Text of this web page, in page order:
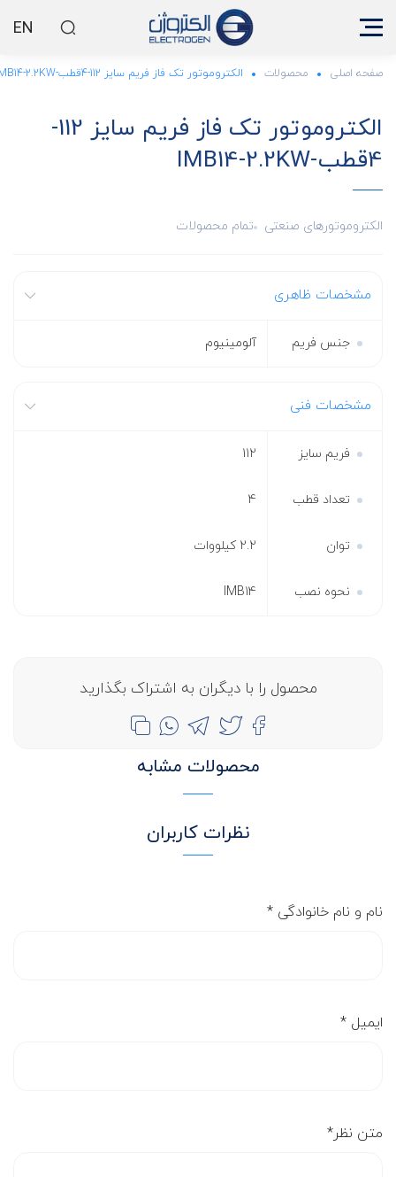
EN
صفحه اصلی محصولات الکتروموتور تک فاز فریم سایز 112-4قطب-IMB14-2.2KW
الکتروموتور تک فاز فریم سایز 112-
4قطب-IMB14-2.2KW
الکتروموتورهای صنعتی تمام محصولات
مشخصات ظاهری
جنس فریم آلومینیوم
مشخصات فنی
فریم سایز 112
تعداد قطب 4
توان 2.2 کیلووات
نحوه نصب IMB14
محصول را با دیگران به اشتراک بگذارید
محصولات مشابه
نظرات کاربران
نام و نام خانوادگی *
ایمیل *
متن نظر*